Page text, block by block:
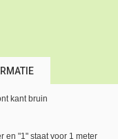
kant bruin
en "1" staat voor 1 meter